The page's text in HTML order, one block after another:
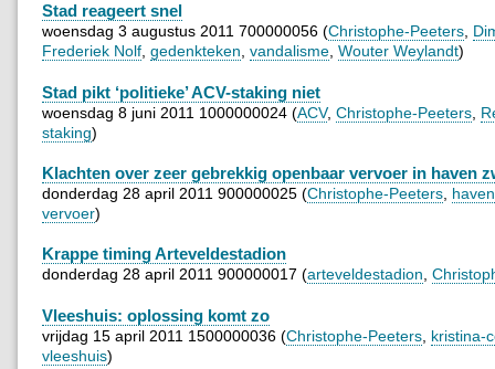
Stad reageert snel
woensdag 3 augustus 2011 700000056 (Christophe-Peeters
Frederiek Nolf gedenkteken vandalisme Wouter Weylandt)
Stad pikt ‘politieke’ ACV-staking niet
woensdag 8 juni 2011 1000000024 (ACV, Christophe-Peeters
staking)
Klachten over zeer gebrekkig openbaar vervoer in haven
donderdag 28 april 2011 900000025 (Christophe-Peeters haven
vervoer)
Krappe timing Arteveldestadion
donderdag 28 april 2011 900000017 (arteveldestadion,
Vleeshuis: oplossing komt zo
vrijdag 15 april 2011 1500000036 (Christophe-Peeters kristina-
vleeshuis)